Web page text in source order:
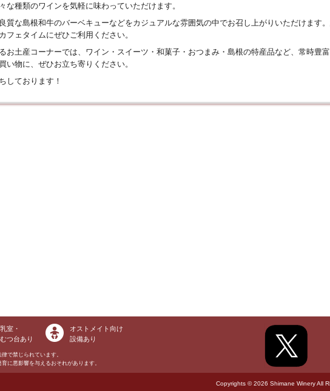
な種類のワインを気軽に味わっていただけます。
質な島根和牛のバーベキューなどをカジュアルな雰囲気の中でお召し上がりいただけます
フェタイムにぜひご利用ください。
お土産コーナーでは、ワイン・スイーツ・和菓子・おつまみ・島根の特産品など、常時豊
い物に、ぜひお立ち寄りください。
しております！
室・
つ台あり
オストメイト向け
設備あり
で禁じられています。
に悪影響を与えるおそれがあります。
Copyrights © 2026 Shimane Winery All